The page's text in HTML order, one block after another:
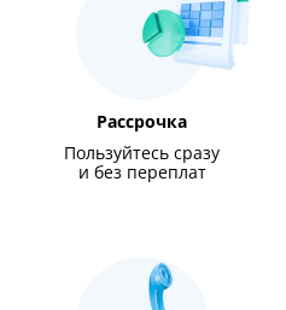
Рассрочка
Пользуйтесь сразу
и без переплат